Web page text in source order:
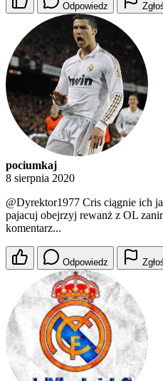
Odpowiedz
pociumkaj
8 sierpnia 2020
@Dyrektor1977 Cris ciągnie ich
pajacuj obejrzyj rewanż z OL
komentarz...
Odpowiedz